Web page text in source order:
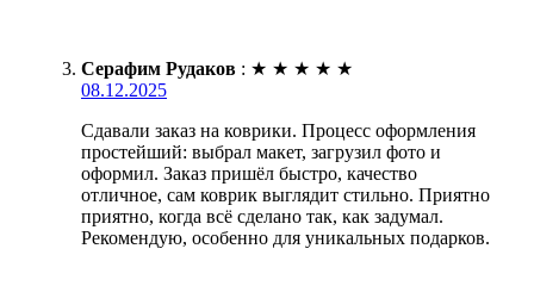
Серафим Рудаков : ★ ★ ★ ★ ★
08.12.2025
Сдавали заказ на коврики. Процесс оформления
простейший: выбрал макет, загрузил фото и
оформил. Заказ пришёл быстро, качество
отличное, сам коврик выглядит стильно. Приятно
приятно, когда всё сделано так, как задумал.
Рекомендую, особенно для уникальных подарков.